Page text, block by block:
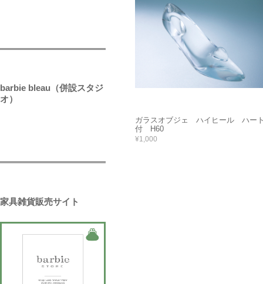
ガラスオブジェ ハイヒール ハー
付 H60
¥1,000
barbie bleau（併設スタジ
オ）
家具雑貨販売サイト